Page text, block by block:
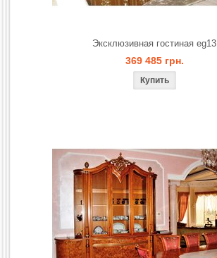
Эксклюзивная гостиная eg13
369 485 грн.